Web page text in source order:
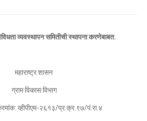
व्यवस्थापन समितीची स्थापना करणेबाबत.
महाराष्ट्र शासन
ग्राम विकास विभाग
व्हीपीएम-२६१३/प्र.क्र.९७/पं.रा.४